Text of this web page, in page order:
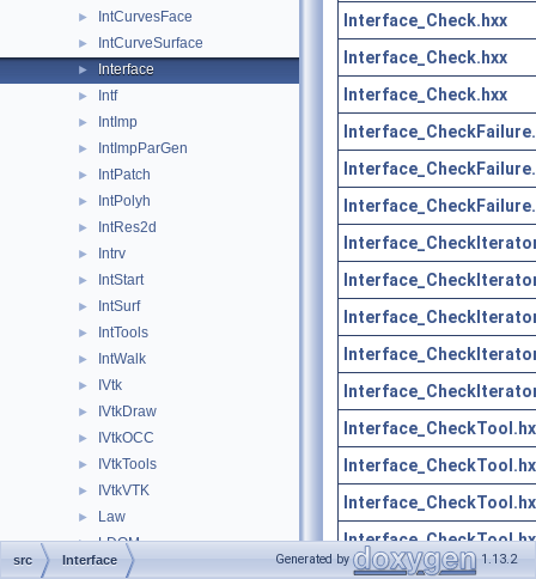
► IntCurvesFace
► IntCurveSurface
► Interface
► Intf
► IntImp
► IntImpParGen
► IntPatch
► IntPolyh
► IntRes2d
► Intrv
► IntStart
► IntSurf
► IntTools
► IntWalk
► IVtk
► IVtkDraw
► IVtkOCC
► IVtkTools
► IVtkVTK
► Law
► LDOM
► LocalAnalysis
Interface_Check.hxx
Interface_Check.hxx
Interface_Check.hxx
src Interface Generated by 1.13.2